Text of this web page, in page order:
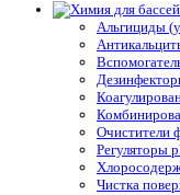
Альгициды
Очистители
Регуляторы
Чистка